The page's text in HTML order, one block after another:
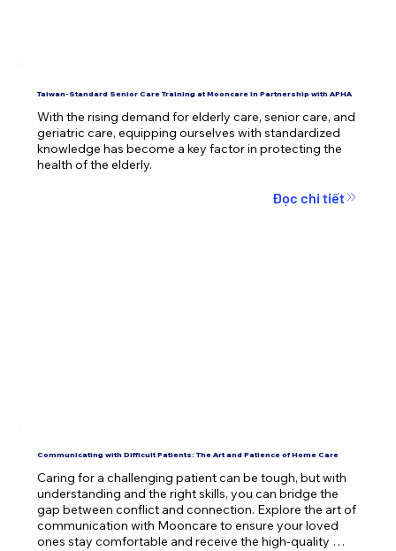
Taiwan-Standard Senior Care Training at Mooncare in Partnership with APHA
With the rising demand for elderly care, senior care, and
geriatric care, equipping ourselves with standardized
knowledge has become a key factor in protecting the
health of the elderly.
Đọc chi tiết
Communicating with Difficult Patients: The Art and Patience of Home Care
Caring for a challenging patient can be tough, but with
understanding and the right skills, you can bridge the
gap between conflict and connection. Explore the art of
communication with Mooncare to ensure your loved
ones stay comfortable and receive the high-quality